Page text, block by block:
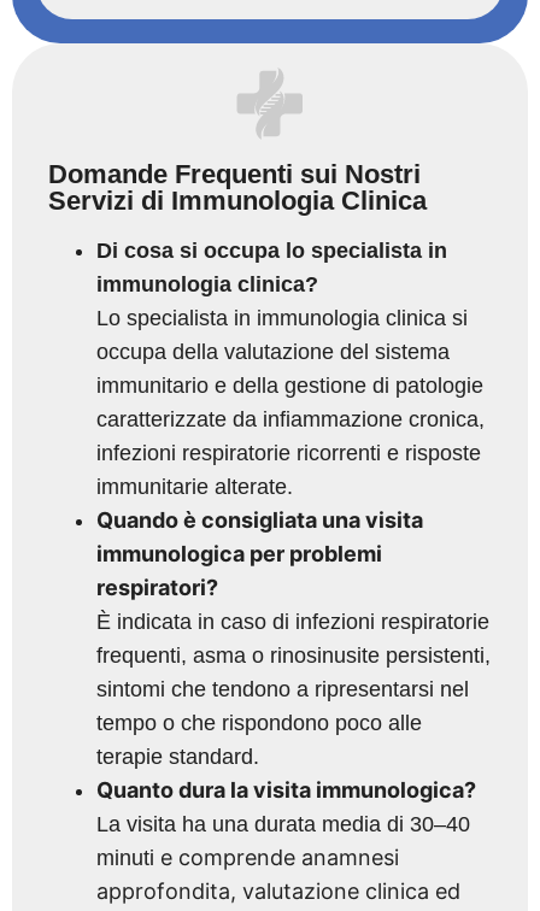
Domande Frequenti sui Nostri
Servizi di Immunologia Clinica
Di cosa si occupa lo specialista in
immunologia clinica?
Lo specialista in immunologia clinica si
occupa della valutazione del sistema
immunitario e della gestione di patologie
caratterizzate da infiammazione cronica,
infezioni respiratorie ricorrenti e risposte
immunitarie alterate.
Quando è consigliata una visita
immunologica per problemi
respiratori?
È indicata in caso di infezioni respiratorie
frequenti, asma o rinosinusite persistenti,
sintomi che tendono a ripresentarsi nel
tempo o che rispondono poco alle
terapie standard.
Quanto dura la visita immunologica?
La visita ha una durata media di 30–40
minuti e comprende anamnesi
approfondita, valutazione clinica ed